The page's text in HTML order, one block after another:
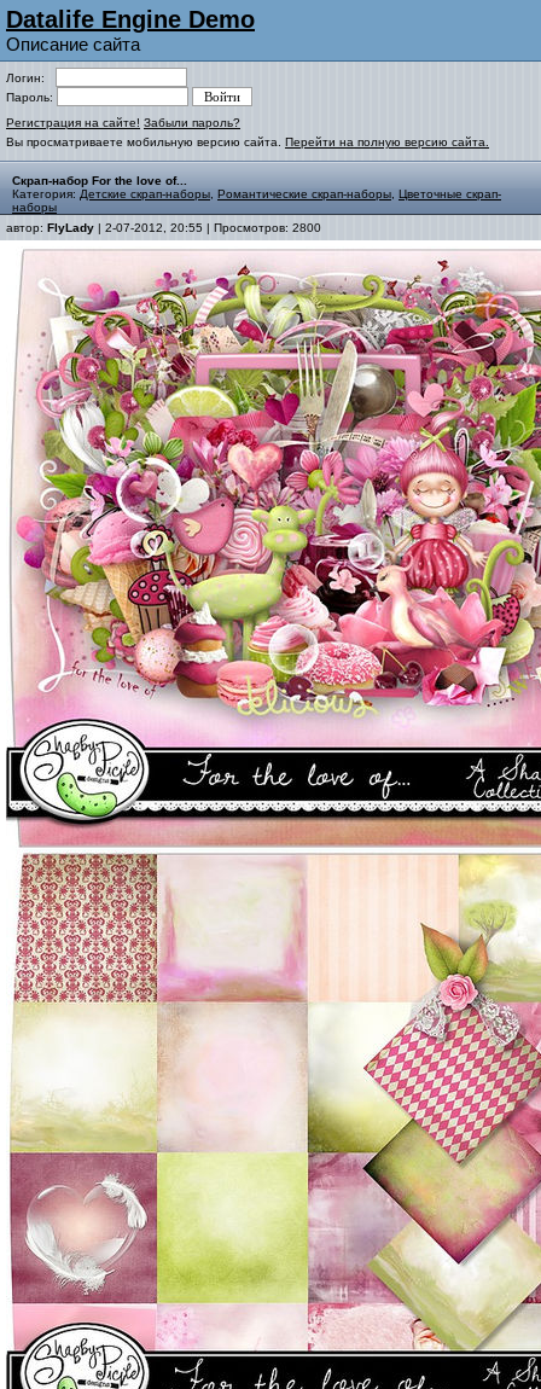
Datalife Engine Demo
Описание сайта
Логин:
Пароль:
Регистрация на сайте! Забыли пароль?
Вы просматриваете мобильную версию сайта. Перейти на полную версию сайта.
Скрап-набор For the love of...
Категория: Детские скрап-наборы Романтические скрап-наборы Цветочные скрап-
наборы
автор: FlyLady | 2-07-2012, 20:55 | Просмотров: 2800